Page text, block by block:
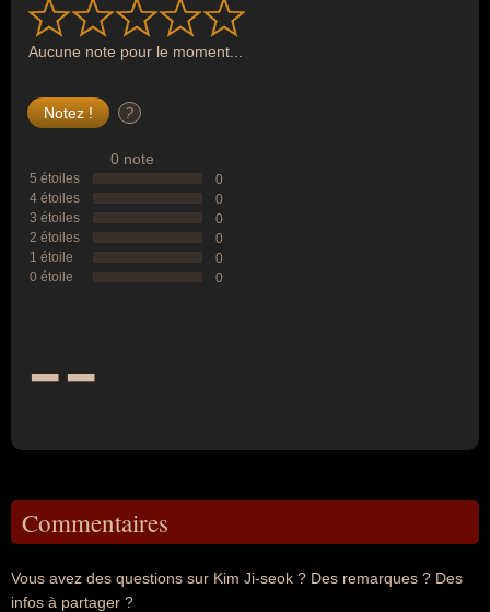
Aucune note pour le moment...
?
0 note
5 étoiles
0
4 étoiles
0
3 étoiles
0
2 étoiles
0
1 étoile
0
0 étoile
0
--
Commentaires
Vous avez des questions sur Kim Ji-seok ? Des remarques ? Des
infos à partager ?